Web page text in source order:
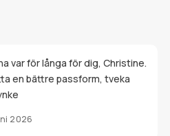
var för långa för dig, Christine.
en bättre passform, tveka
2026